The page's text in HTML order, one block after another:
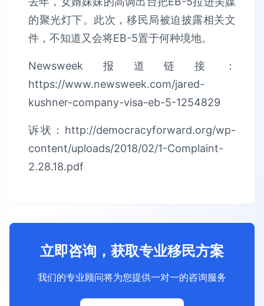
的聚光灯下。此次，移民局被迫披露相关文
件，不知道又会将EB-5置于何种境地。
Newsweek报道链接：
https://www.newsweek.com/jared-
kushner-company-visa-eb-5-1254829
诉状： http://democracyforward.org/wp-
content/uploads/2018/02/1-Complaint-
2.28.18.pdf
立即咨询，获取专业移民方案
我们的专业顾问将为您提供一对一的咨询服务